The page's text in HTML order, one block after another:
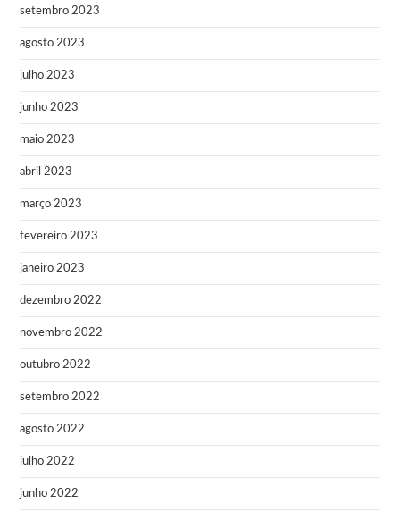
setembro 2023
agosto 2023
julho 2023
junho 2023
maio 2023
abril 2023
março 2023
fevereiro 2023
janeiro 2023
dezembro 2022
novembro 2022
outubro 2022
setembro 2022
agosto 2022
julho 2022
junho 2022